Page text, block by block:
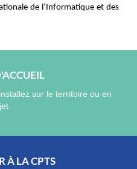
de l’Informatique et des
sur le territoire ou en
À LA CPTS